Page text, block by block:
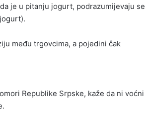
je u pitanju jogurt, podrazumijevaju se
među trgovcima, a pojedini čak
Republike Srpske, kaže da ni voćni